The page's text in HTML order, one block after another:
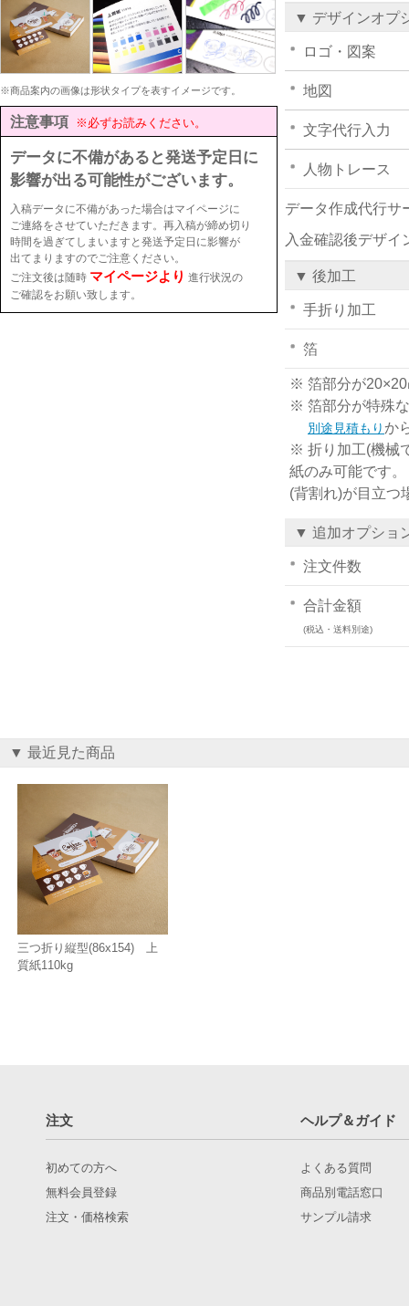
※商品案内の画像は形状タイプを表すイメージです。
注意事項 ※必ずお読みください。
データに不備があると発送予定日に
影響が出る可能性がございます。
入稿データに不備があった場合はマイページに
ご連絡をさせていただきます。再入稿が締め切り
時間を過ぎてしまいますと発送予定日に影響が
出てまりますのでご注意ください。
ご注文後は随時 マイページより 進行状況の
ご確認をお願い致します。
▼ デザインオプ
ロゴ・図案
地図
文字代行入力
人物トレース
データ作成代行サ
入金確認後デザイ
▼ 後加工
手折り加工
箔
※ 箔部分が20×20
※ 箔部分が特殊
別途見積もりか
※ 折り加工(機械
紙のみ可能です
(背割れ)が目立つ
▼ 追加オプショ
注文件数
合計金額
(税込・送料別途)
▼ 最近見た商品
三つ折り縦型(86x154) 上
質紙110kg
注文 ヘルプ＆ガイド
初めての方へ
無料会員登録
注文・価格検索
よくある質問
商品別電話窓口
サンプル請求